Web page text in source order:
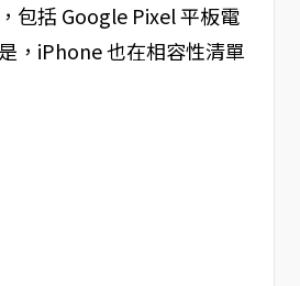
包括 Google Pixel 平板電
，iPhone 也在相容性清單